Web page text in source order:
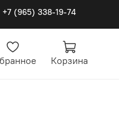
+7 (965) 338-19-74
Корзина